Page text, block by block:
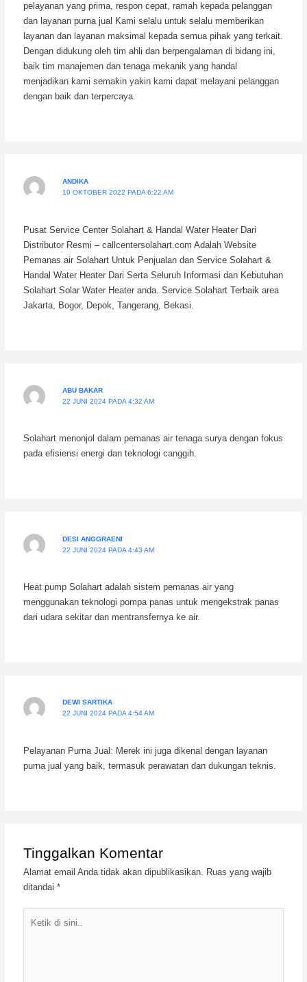
pelayanan yang prima, respon cepat, ramah kepada pelanggan
dan layanan purna jual Kami selalu untuk selalu memberikan
layanan dan layanan maksimal kepada semua pihak yang terkait.
Dengan didukung oleh tim ahli dan berpengalaman di bidang ini,
baik tim manajemen dan tenaga mekanik yang handal
menjadikan kami semakin yakin kami dapat melayani pelanggan
dengan baik dan terpercaya.
ANDIKA
10 OKTOBER 2022 PADA 6:22 AM
Pusat Service Center Solahart & Handal Water Heater Dari
Distributor Resmi – callcentersolahart.com Adalah Website
Pemanas air Solahart Untuk Penjualan dan Service Solahart &
Handal Water Heater Dari Serta Seluruh Informasi dan Kebutuhan
Solahart Solar Water Heater anda. Service Solahart Terbaik area
Jakarta, Bogor, Depok, Tangerang, Bekasi.
ABU BAKAR
22 JUNI 2024 PADA 4:32 AM
Solahart menonjol dalam pemanas air tenaga surya dengan fokus
pada efisiensi energi dan teknologi canggih.
DESI ANGGRAENI
22 JUNI 2024 PADA 4:43 AM
Heat pump Solahart adalah sistem pemanas air yang
menggunakan teknologi pompa panas untuk mengekstrak panas
dari udara sekitar dan mentransfernya ke air.
DEWI SARTIKA
22 JUNI 2024 PADA 4:54 AM
Pelayanan Purna Jual: Merek ini juga dikenal dengan layanan
purna jual yang baik, termasuk perawatan dan dukungan teknis.
Tinggalkan Komentar
Alamat email Anda tidak akan dipublikasikan.
Ruas yang wajib
ditandai*